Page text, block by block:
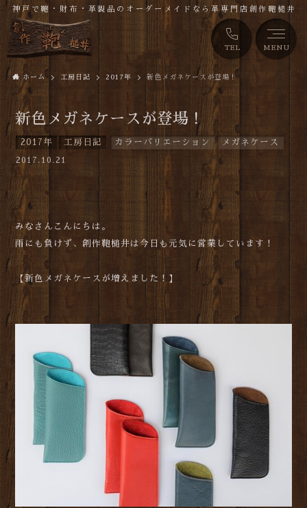
TEL MENU
神戸で鞄・財布・革製品のオーダーメイドなら革専門店創作鞄槌井
ホーム 工房日記 2017年 新色メガネケースが登場！
新色メガネケースが登場！
2017年 工房日記 カラーバリエーション メガネケース
2017.10.21
みなさんこんにちは。
雨にも負けず、創作鞄槌井は今日も元気に営業しています！
【新色メガネケースが増えました！】